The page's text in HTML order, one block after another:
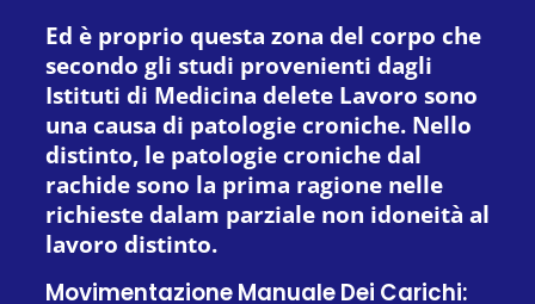
Ed è proprio questa zona del corpo che
secondo gli studi provenienti dagli
Istituti di Medicina delete Lavoro sono
una causa di patologie croniche. Nello
distinto, le patologie croniche dal
rachide sono la prima ragione nelle
richieste dalam parziale non idoneità al
lavoro distinto.
Movimentazione Manuale Dei Carichi: